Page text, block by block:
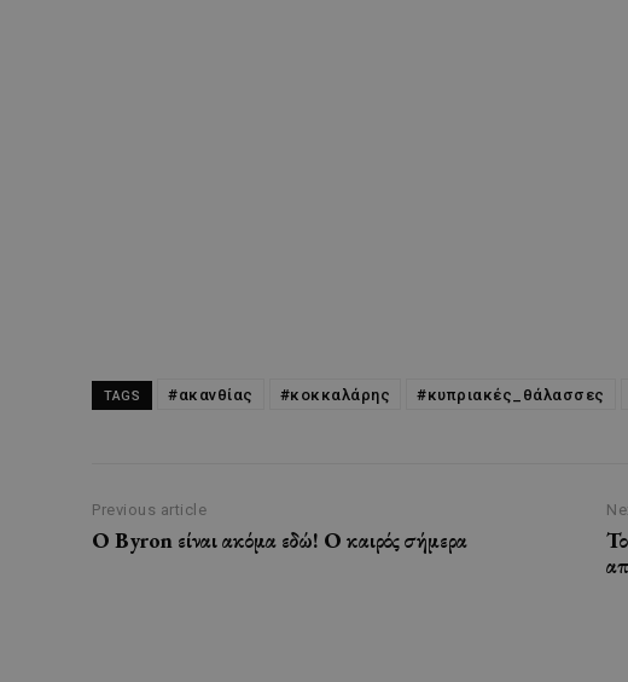
TAGS #ακανθίας #κοκκαλάρης #κυπριακές_θάλασσες
Previous article
Ο Βyron είναι ακόμα εδώ! Ο καιρός σήμερα